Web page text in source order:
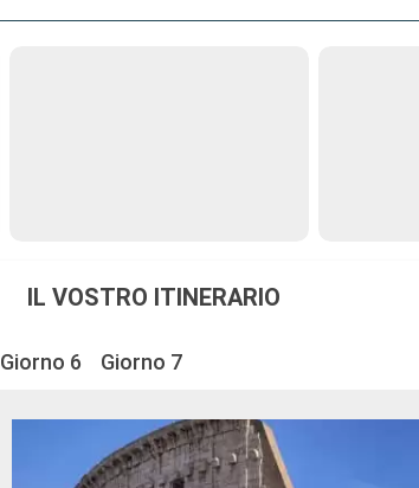
IL VOSTRO ITINERARIO
Giorno 6 Giorno 7